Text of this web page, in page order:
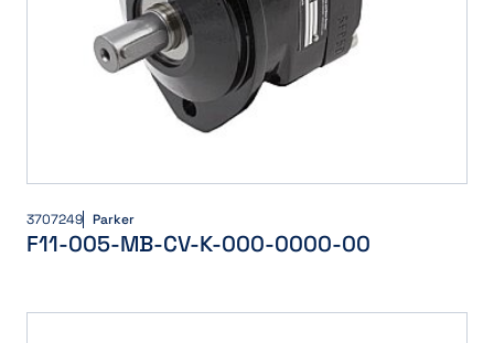
3707249 Parker
F11-005-MB-CV-K-000-0000-00